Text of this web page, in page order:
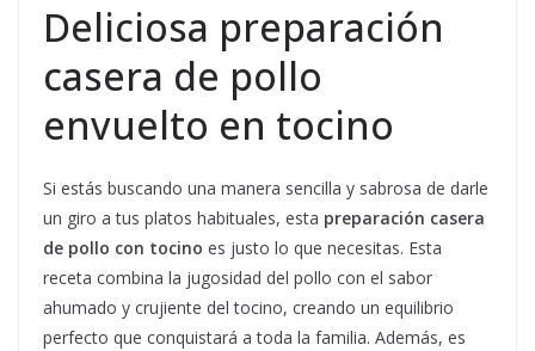
Deliciosa preparación
casera de pollo
envuelto en tocino
Si estás buscando una manera sencilla y sabrosa de darle
un giro a tus platos habituales, esta preparación casera
de pollo con tocino es justo lo que necesitas. Esta
receta combina la jugosidad del pollo con el sabor
ahumado y crujiente del tocino, creando un equilibrio
perfecto que conquistará a toda la familia. Además, es